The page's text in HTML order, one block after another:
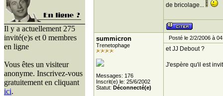
Il y a actuellement 275
invité(e)s et 0 membres
en ligne
Vous êtes un visiteur
anonyme. Inscrivez-vous
gratuitement en cliquant
ici.
de bricolage...
summicron
Trenetophage
Messages: 176
Inscrit(e) le: 25/6/2002
Statut: Déconnecté(e)
Posté le 2/2/2006 à
et JJ Debout ?
J'espère qu'il est